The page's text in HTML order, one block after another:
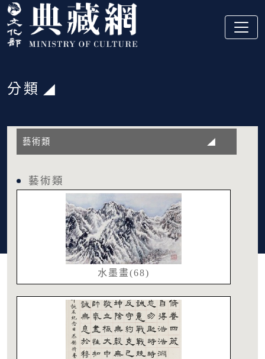
跳到主要內容
:::
:::
分類
藝術類
藝術類
水墨畫(68)